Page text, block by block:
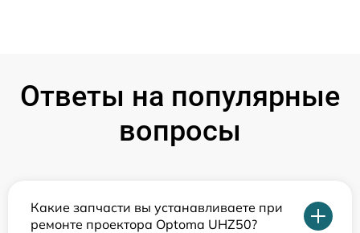
Ответы на популярные
вопросы
Какие запчасти вы устанавливаете при
ремонте проектора Optoma UHZ50?